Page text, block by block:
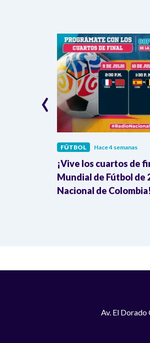
FÚTBOL Hace 4 semanas
¡Vive los cuartos de
Mundial de Fútbol de
Nacional de Colombia!
‹
Av. El